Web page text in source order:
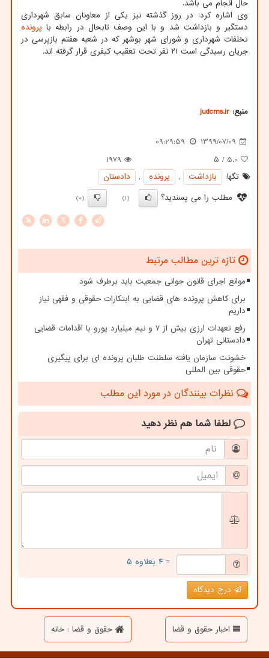
حال انجام می باشد.
وی اشاره کرد: در روز گذشته نیز یکی از معاونان سابق شهرداری
دستگیر و بازداشت شد و با این وصف تابحال در رابطه با پرونده
تخلفات شهرداری و شورای شهر بوشهر که در شعبه هفتم بازپرسی در
جریان رسیدگی است ۲۱ نفر تحت تعقیب کیفری قرار گرفته اند.
منبع: judcms.ir
1399/07/09
09:29:59
5.0 / ۵
1979
تگها:
بازداشت , پرونده ,
دادستان
مطلب را می پسندید؟
(1)
(0)
X
تازه ترین مطالب مرتبط
موانع اجرای قانون جوانی جمعیت باید برطرف شود
برای کاهش پرونده های قضایی به ابتکارات حقوقی و فقهی نیاز
داریم
رفع تعهدات ارزی بیش از ۷ و نیم میلیارد یورو با اقدامات قضایی
دادستانی تهران
خشونت سازمان یافته سلطنت طلبان پرونده ای برای پیگیری
حقوقی بین المللی
نظرات بینندگان در مورد این مطلب
لطفا شما هم نظر دهید
= ۴ بعلاوه ۵
درج دیدگاه
اخبار حقوق و قضا حقوق و قضا : خانه